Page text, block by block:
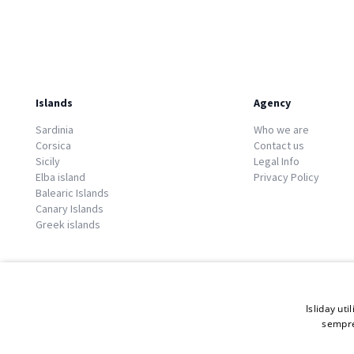
Islands
Sardinia
Corsica
Sicily
Elba island
Balearic Islands
Canary Islands
Greek islands
Agency
Who we are
Contact us
Legal Info
Privacy Policy
© 2026 Copyright GATE S.r.l - Via G. Cacciò 5 - 57034 Portoferraio -
Isliday